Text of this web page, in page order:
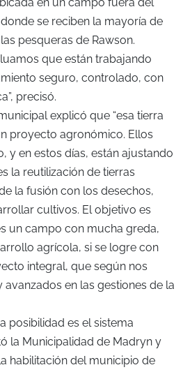
se reciben la mayoría de
pesqueras de Rawson.
que están trabajando
seguro, controlado, con
precisó.
explicó que “esa tierra
proyecto agronómico. Ellos
y en estos días, están ajustando
la reutilización de tierras
la fusión con los desechos,
cultivos. El objetivo es
un campo con mucha greda,
agrícola, si se logre con
integral, que según nos
en las gestiones de la
posibilidad es el sistema
la Municipalidad de Madryn y
habilitación del municipio de